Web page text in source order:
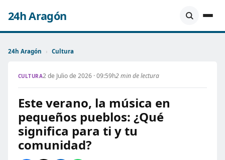
24h Aragón
24h Aragón › Cultura
CULTURA2 de Julio de 2026 · 09:59h2 min de lectura
Este verano, la música en
pequeños pueblos: ¿Qué
significa para ti y tu
comunidad?